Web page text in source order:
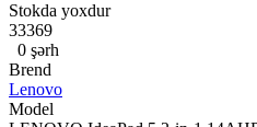
Stokda yoxdur
33369
0 şərh
Brend
Lenovo
Model